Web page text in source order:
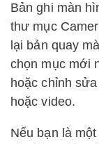
Bản ghi màn
thư mục
lại bản quay
chọn mục mới
hoặc chỉnh
hoặc video.
Nếu bạn là